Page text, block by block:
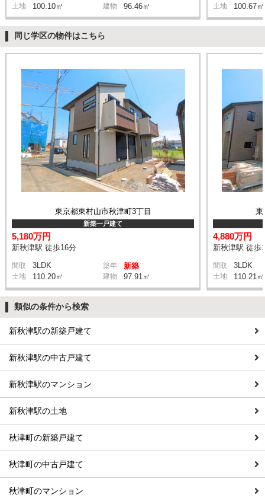
土地 100.10㎡ 建物 96.46㎡ 土地 100.67㎡
同じ学区の物件はこちら
東京都東村山市秋津町3丁目
新築一戸建て
5,180万円
新秋津駅 徒歩16分
間取 3LDK 築年 新築
土地 110.20㎡ 建物 97.91㎡
東
4,880万円
新秋津駅 徒歩
間取 3LDK
土地 110.21㎡
類似の条件から検索
新秋津駅の新築戸建て
新秋津駅の中古戸建て
新秋津駅のマンション
新秋津駅の土地
秋津町の新築戸建て
秋津町の中古戸建て
秋津町のマンション